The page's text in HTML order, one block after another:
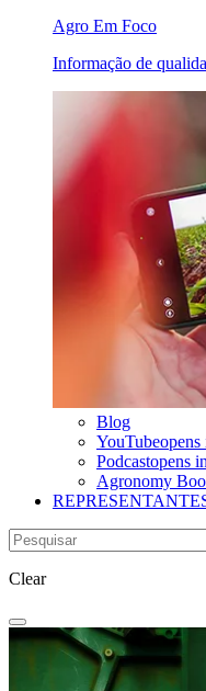
Agro Em Foco
Informação de
Blog
YouTubeopens
Podcastopens
Agronomy
Clear